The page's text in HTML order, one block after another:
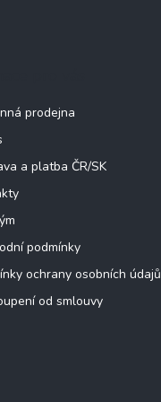
prodejna
a platba ČR/SK
podmínky
ochrany osobních údajů
od smlouvy